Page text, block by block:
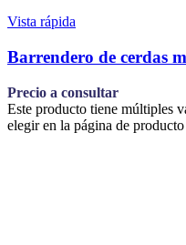
Vista rápida
Barrendero de cerdas
Precio a consultar
Este producto tiene múltiples
elegir en la página de producto